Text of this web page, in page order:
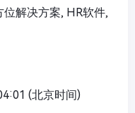
解决方案, HR软件,
(北京时间)